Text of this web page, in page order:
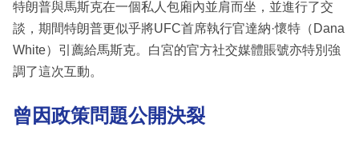
特朗普與馬斯克在一個私人包廂內並肩而坐，並進行了交
談，期間特朗普更似乎將UFC首席執行官達納·懷特（Dana
White）引薦給馬斯克。白宮的官方社交媒體賬號亦特別強
調了這次互動。
曾因政策問題公開決裂